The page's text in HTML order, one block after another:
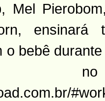
Mel
ensinará
o bebê